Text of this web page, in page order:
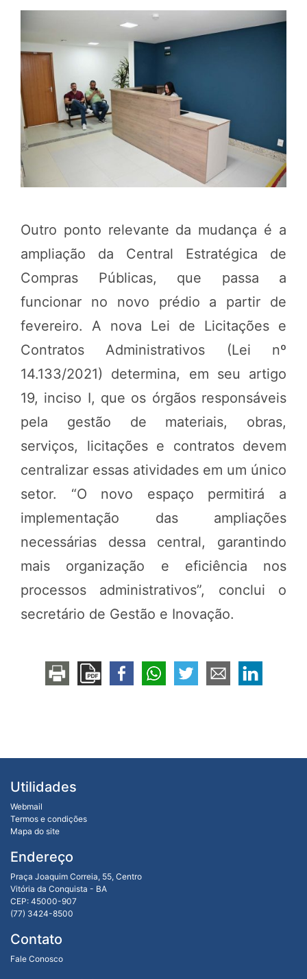
Outro ponto relevante da mudança é a
ampliação da Central Estratégica de
Compras Públicas, que passa a
funcionar no novo prédio a partir de
fevereiro. A nova Lei de Licitações e
Contratos Administrativos (Lei nº
14.133/2021) determina, em seu artigo
19, inciso I, que os órgãos responsáveis
pela gestão de materiais, obras,
serviços, licitações e contratos devem
centralizar essas atividades em um único
setor. “O novo espaço permitirá a
implementação das ampliações
necessárias dessa central, garantindo
mais organização e eficiência nos
processos administrativos”, conclui o
secretário de Gestão e Inovação.
Utilidades
Webmail
Termos e condições
Mapa do site
Endereço
Praça Joaquim Correia, 55, Centro
Vitória da Conquista - BA
CEP: 45000-907
(77) 3424-8500
Contato
Fale Conosco